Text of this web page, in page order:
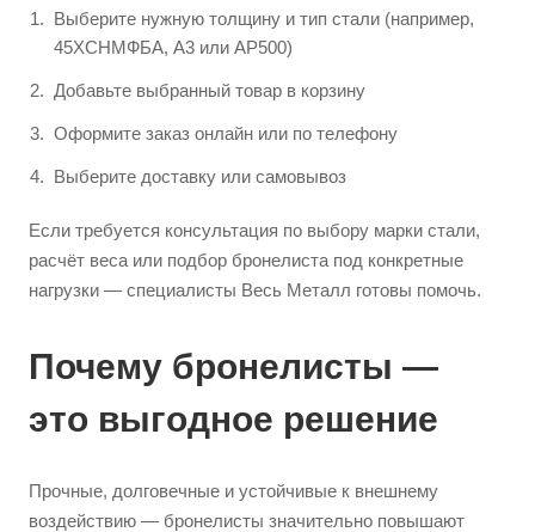
Выберите нужную толщину и тип стали (например,
45ХСНМФБА, А3 или AP500)
Добавьте выбранный товар в корзину
Оформите заказ онлайн или по телефону
Выберите доставку или самовывоз
Если требуется консультация по выбору марки стали,
расчёт веса или подбор бронелиста под конкретные
нагрузки — специалисты Весь Металл готовы помочь.
Почему бронелисты —
это выгодное решение
Прочные, долговечные и устойчивые к внешнему
воздействию — бронелисты значительно повышают